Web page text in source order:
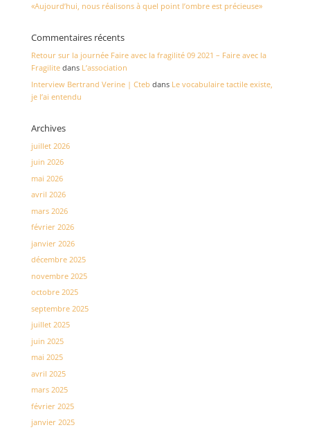
«Aujourd’hui, nous réalisons à quel point l’ombre est précieuse»
Commentaires récents
Retour sur la journée Faire avec la fragilité 09 2021 – Faire avec la
Fragilitedans L’association
Interview Bertrand Verine | Cteb dans Le vocabulaire tactile existe,
je l’ai entendu
Archives
juillet 2026
juin 2026
mai 2026
avril 2026
mars 2026
février 2026
janvier 2026
décembre 2025
novembre 2025
octobre 2025
septembre 2025
juillet 2025
juin 2025
mai 2025
avril 2025
mars 2025
février 2025
janvier 2025